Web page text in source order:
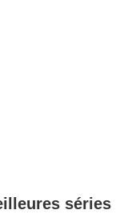
séries